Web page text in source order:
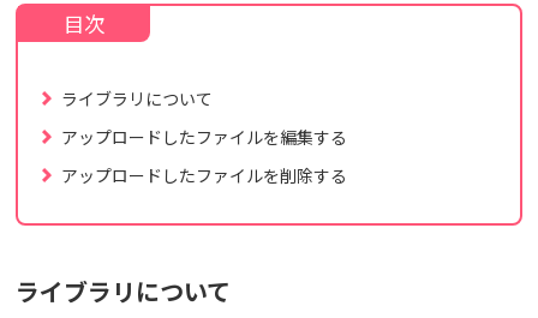
ライブラリについて
アップロードしたファイルを編集する
アップロードしたファイルを削除する
ライブラリについて